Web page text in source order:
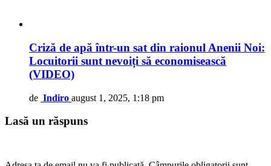
Criză de apă într-un sat din raionul Anenii Noi:
Locuitorii sunt nevoiți să economisească
(VIDEO)
de Indiro august 1, 2025, 1:18 pm
Lasă un răspuns